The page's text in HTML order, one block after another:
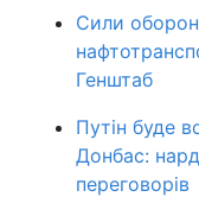
Сили
Генштаб
Путін буде
Донбас:
переговорів